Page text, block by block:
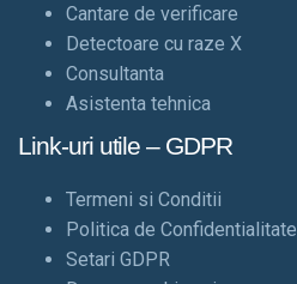
Cantare de verificare
Detectoare cu raze X
Consultanta
Asistenta tehnica
Link-uri utile – GDPR
Termeni si Conditii
Politica de Confidentialitate
Setari GDPR